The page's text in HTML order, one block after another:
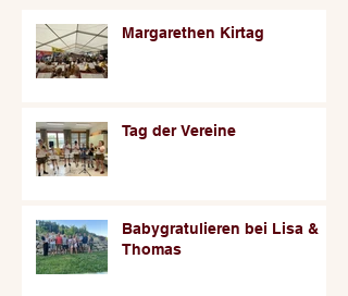
Margarethen Kirtag
Tag der Vereine
Babygratulieren bei Lisa &
Thomas